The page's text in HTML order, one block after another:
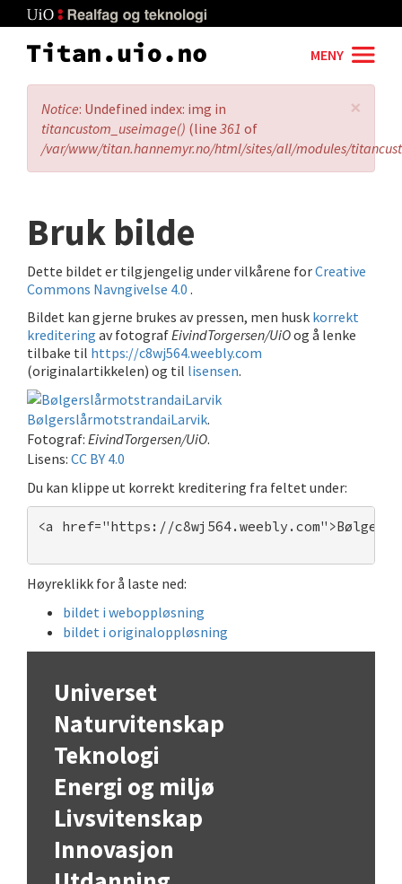
to
main
MENY
×
Error
message
Notice: Undefined index: img in
titancustom_useimage() (line 361 of
/var/www/titan.hannemyr.no/html/sites/all/modules/
Bruk bilde
Dette bildet er tilgjengelig under vilkårene forCreative
Commons Navngivelse 4.0 .
Bildet kan gjerne brukes av pressen, men husk korrekt
kreditering av fotografEivindTorgersen/UiOog å lenke
tilbake til https://c8wj564.weebly.com
(originalartikkelen) og til lisensen.
BølgerslårmotstrandaiLarvik.
Fotograf: EivindTorgersen/UiO.
Lisens: CC BY 4.0
Du kan klippe ut korrekt kreditering fra feltet under:
<a href="https://
Høyreklikk for å laste ned:
bildet i weboppløsning
bildet i originaloppløsning
Universet
Naturvitenskap
Teknologi
Energi og miljø
Livsvitenskap
Innovasjon